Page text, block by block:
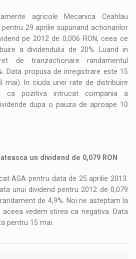
agricole Mecanica Ceahlau
29 aprilie supunand actionarilor
pe 2012 de 0,006 RON, ceea ce
a dividendului de 20%. Luand in
de tranzactionare randamentul
Data propusa de inregistrare este 15
mai). In ciuda unei rate de distribuire
ca pozitiva intrucat compania a
dupa o pauza de aproape 10
un dividend de 0,079 RON
AGA pentru data de 25 aprilie 2013.
unui dividend pentru 2012 de 0,079
de 4,9%. Noi ne asteptam la
aceea vedem stirea ca negativa. Data
pentru 15 mai.